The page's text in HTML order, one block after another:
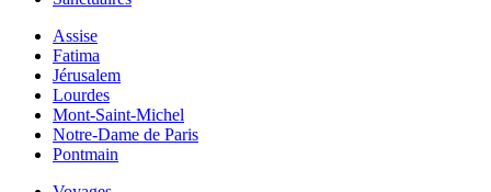
Assise
Fatima
Jérusalem
Lourdes
Mont-Saint-Michel
Notre-Dame de Paris
Pontmain